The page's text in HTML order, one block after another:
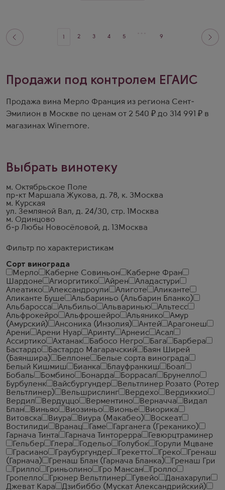
Фильтр по характеристикам
Сорт винограда
Мерло
Каберне Совиньон
Каберне Фран
Шардоне
Агиоргитико Айрен
Аладастури
Алеатико
Александроули Алиготе
Аликанте
Аликанте Буше
Альбариньо (Альбарин Бланко)
Альбаросса
Альбильо Альваринью
Альтесс
Альфрокейро
Альфрошейро Альянико
Амур
(Амурский)
Ансоника (Инзолия) Антей
Арагонеш
Арени
Арени Нуар Аринту Арнеис
Асал
Ассиртико
Ахтанак Бабосо Негро Бага
Барбера
Бастардо
Бастардо Магарачский
Баян Ширей
(Баяншира)
Беллоне
Белые сорта винограда
Белый Кишмиш
Бианка Блауфранкиш
Боал
Бобаль
Бомбино Бонарда Боррасал
Брунелло
Бурбуленк
Вайсбургундер
Вельтлинер Розато (Ротер
Вельтлинер)
Вельшрислинг Вердехо
Вердиккио
Вердил
Вердуццо Верментино Верначча
Видал
Блан
Виньяо Виозиньо Вионье
Виорика
Витовска
Виура Виура (Макабео)
Воскеат
Востилиди
Вранац Гаме
Гарганега (Греканико)
Гарнача Тинта
Гарнача Тинторерра
Гевюрцтраминер
Гельбер
Глера Годельо Голубок
Горули Мцване
Грасиано
Граубургундер Грекетто Греко
Гренаш
(Гарнача)
Гренаш Блан (Гарнача Бланка)
Гренаш Гри
Грилло
Гриньолино Гро Мансан
Гролло
Гропелло
Грюнер Вельтлинер Гувейо
Данахарули
Джеват Кара
Дзибиббо (Мускат Александрийский)
2 3 4 5 9
Продажи под контролем ЕГАИС
Продажа вина Мерло Франция из региона Сент-
Эмилион в Москве по ценам от 2 540 ₽ до 314 991 ₽ в
магазинах Winemore.
Выбрать винотеку
м. Октябрьское Поле
пр-кт Маршала Жукова, д. 78, к. 3 Москва
м. Курская
ул. Земляной Вал, д. 24/30, стр. 1
Москва
м. Одинцово
б-р Любы Новосёловой, д. 13 Москва